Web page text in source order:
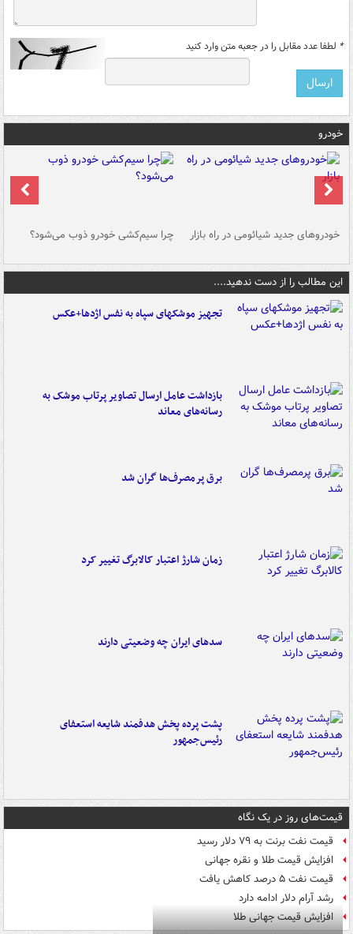
* لطفا عدد مقابل را در جعبه متن وارد کنید
خودرو
خودروهای جدید شیائومی در راه بازار چرا سیم‌کشی خودرو ذوب می‌شود؟
این مطالب را از دست ندهید....
تجهیز موشکهای سپاه به نفس اژدها+عکس
بازداشت عامل ارسال تصاویر پرتاب موشک به
رسانه‌های معاند
برق پرمصرف‌ها گران شد
زمان شارژ اعتبار کالابرگ تغییر کرد
سدهای ایران چه وضعیتی دارند
پشت پرده پخش هدفمند شایعه استعفای
رئیس‌جمهور
قیمت‌های روز در یک نگاه
قیمت نفت برنت به ۷۹ دلار رسید
افزایش قیمت طلا و نقره جهانی
قیمت نفت ۵ درصد کاهش یافت
رشد آرام دلار ادامه دارد
افزایش قیمت جهانی طلا